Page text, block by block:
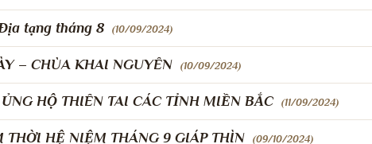
tạng tháng 8 (10/09/2024)
– CHÙA KHAI NGUYÊN (10/09/2024)
HỘ THIÊN TAI CÁC TỈNH MIỀN BẮC (11/09/2024)
THỜI HỆ NIỆM THÁNG 9 GIÁP THÌN (09/10/2024)